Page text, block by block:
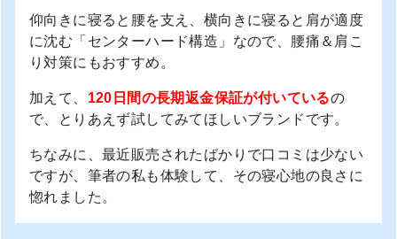
仰向きに寝ると腰を支え、横向きに寝ると肩が適度
に沈む「センターハード構造」なので、腰痛＆肩こ
り対策にもおすすめ。
加えて、 120日間の長期返金保証が付いているの
で、とりあえず試してみてほしいブランドです。
ちなみに、最近販売されたばかりで口コミは少ない
ですが、筆者の私も体験して、その寝心地の良さに
惚れました。